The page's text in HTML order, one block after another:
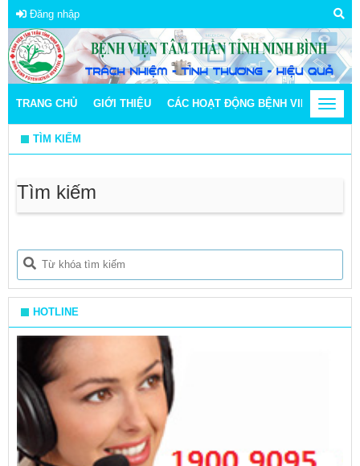
Đăng nhập
TRANG CHỦ GIỚI THIỆU CÁC HOẠT ĐỘNG BỆNH VIỆN
Toggle
TÌM KIẾM
Tìm kiếm
HOTLINE